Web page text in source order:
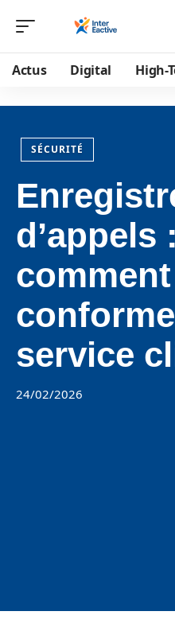
Actus Digital High-
SÉCURITÉ
d’appels :
service
24/02/2026